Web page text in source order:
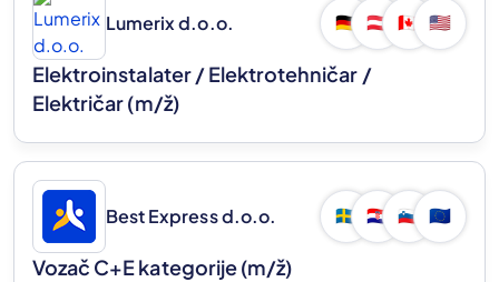
Lumerix d.o.o. 🇩🇪 🇦🇹 🇨🇦 🇺🇸
Elektroinstalater / Elektrotehničar /
Električar(m/ž)
Best Express d.o.o. 🇸🇪 🇭🇷 🇸🇮 🇪🇺
Vozač C+E kategorije(m/ž)